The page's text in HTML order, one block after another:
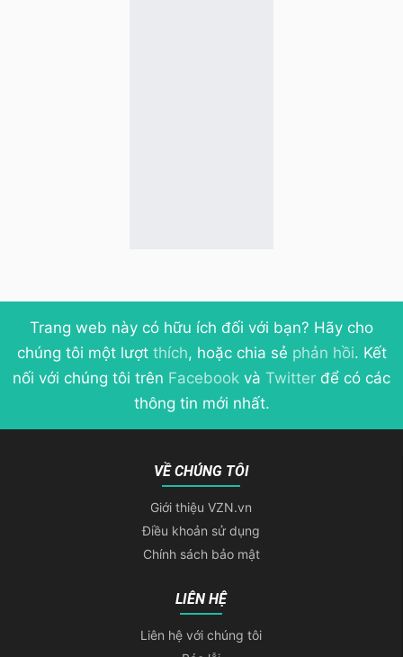
Trang web này có hữu ích đối với bạn? Hãy cho
chúng tôi một lượt thích, hoặc chia sẻ phản hồi. Kết
nối với chúng tôi trên Facebook và Twitter để có các
thông tin mới nhất.
VỀ CHÚNG TÔI
Giới thiệu VZN.vn
Điều khoản sử dụng
Chính sách bảo mật
LIÊN HỆ
Liên hệ với chúng tôi